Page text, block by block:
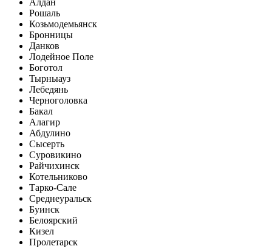
Алдан
Рошаль
Козьмодемьянск
Бронницы
Данков
Лодейное Поле
Боготол
Тырныауз
Лебедянь
Черноголовка
Бакал
Алагир
Абдулино
Сысерть
Суровикино
Райчихинск
Котельниково
Тарко-Сале
Среднеуральск
Буинск
Белоярский
Кизел
Пролетарск